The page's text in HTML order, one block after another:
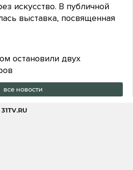
искусство. В публичной
выставка, посвященная
остановили двух
все новости
31TV.RU